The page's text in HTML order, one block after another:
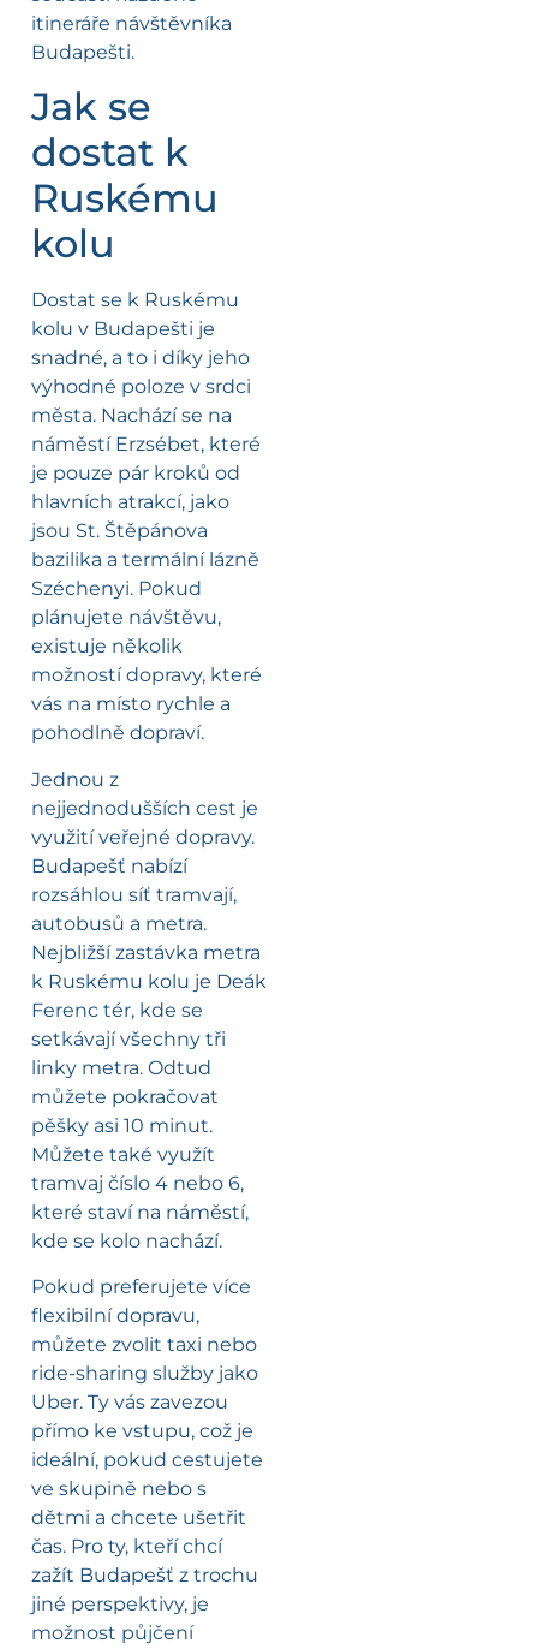
itineráře návštěvníka
Budapešti.
Jak se
dostat k
Ruskému
kolu
Dostat se k Ruskému
kolu v Budapešti je
snadné, a to i díky jeho
výhodné poloze v srdci
města. Nachází se na
náměstí Erzsébet, které
je pouze pár kroků od
hlavních atrakcí, jako
jsou St. Štěpánova
bazilika a termální lázně
Széchenyi. Pokud
plánujete návštěvu,
existuje několik
možností dopravy, které
vás na místo rychle a
pohodlně dopraví.
Jednou z
nejjednodušších cest je
využití veřejné dopravy.
Budapešť nabízí
rozsáhlou síť tramvají,
autobusů a metra.
Nejbližší zastávka metra
k Ruskému kolu je Deák
Ferenc tér, kde se
setkávají všechny tři
linky metra. Odtud
můžete pokračovat
pěšky asi 10 minut.
Můžete také využít
tramvaj číslo 4 nebo 6,
které staví na náměstí,
kde se kolo nachází.
Pokud preferujete více
flexibilní dopravu,
můžete zvolit taxi nebo
ride-sharing služby jako
Uber. Ty vás zavezou
přímo ke vstupu, což je
ideální, pokud cestujete
ve skupině nebo s
dětmi a chcete ušetřit
čas. Pro ty, kteří chcí
zažít Budapešť z trochu
jiné perspektivy, je
možnost půjčení